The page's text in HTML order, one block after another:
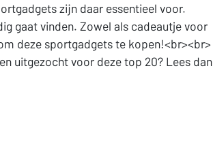
zijn daar essentieel voor.
gaat vinden. Zowel als cadeautje voor
deze sportgadgets te kopen!<br><br>
uitgezocht voor deze top 20? Lees dan